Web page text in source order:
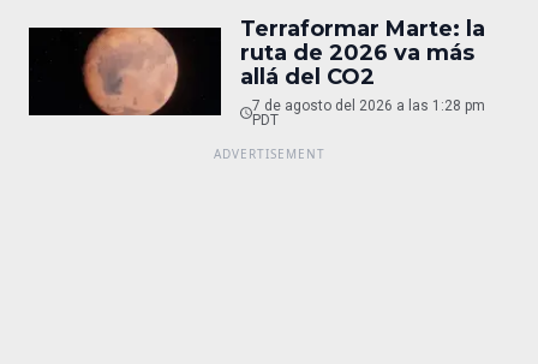
Terraformar Marte: la
ruta de 2026 va más
allá del CO2
7 de agosto del 2026 a las 1:28 pm
PDT